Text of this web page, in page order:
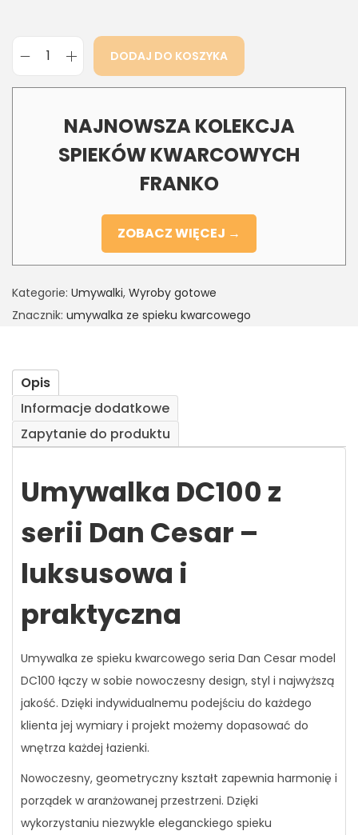
DODAJ DO KOSZYKA
NAJNOWSZA KOLEKCJA
SPIEKÓW KWARCOWYCH
FRANKO
ZOBACZ WIĘCEJ →
Kategorie: Umywalki, Wyroby gotowe
Znacznik: umywalka ze spieku kwarcowego
Opis
Informacje dodatkowe
Zapytanie do produktu
Umywalka DC100 z
serii Dan Cesar –
luksusowa i
praktyczna
Umywalka ze spieku kwarcowego seria Dan Cesar model
DC100 łączy w sobie nowoczesny design, styl i najwyższą
jakość. Dzięki indywidualnemu podejściu do każdego
klienta jej wymiary i projekt możemy dopasować do
wnętrza każdej łazienki.
Nowoczesny, geometryczny kształt zapewnia harmonię i
porządek w aranżowanej przestrzeni. Dzięki
wykorzystaniu niezwykle eleganckiego spieku